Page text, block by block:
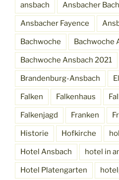
ansbach Ansbacher
Ansbacher Fayence
Bachwoche Bachwoche
Bachwoche Ansbach 2021
Brandenburg-Ansbach
Falken Falkenhaus
Falkenjagd Franken
Historie Hofkirche
Hotel Ansbach hotel in
Hotel Platengarten